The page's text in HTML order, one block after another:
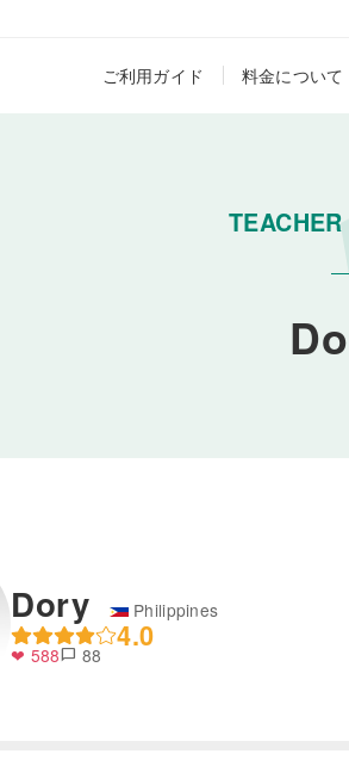
ご利用ガイド 料金について
Dory Philippines
4.0
❤ 588chat_bubble 88